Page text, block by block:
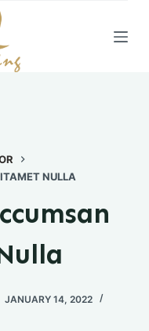
NULLA
JANUARY 14, 2022